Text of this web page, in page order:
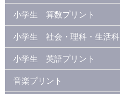
小学生 算数プリント
小学生 社会・理科・生活科
小学生 英語プリント
音楽プリント